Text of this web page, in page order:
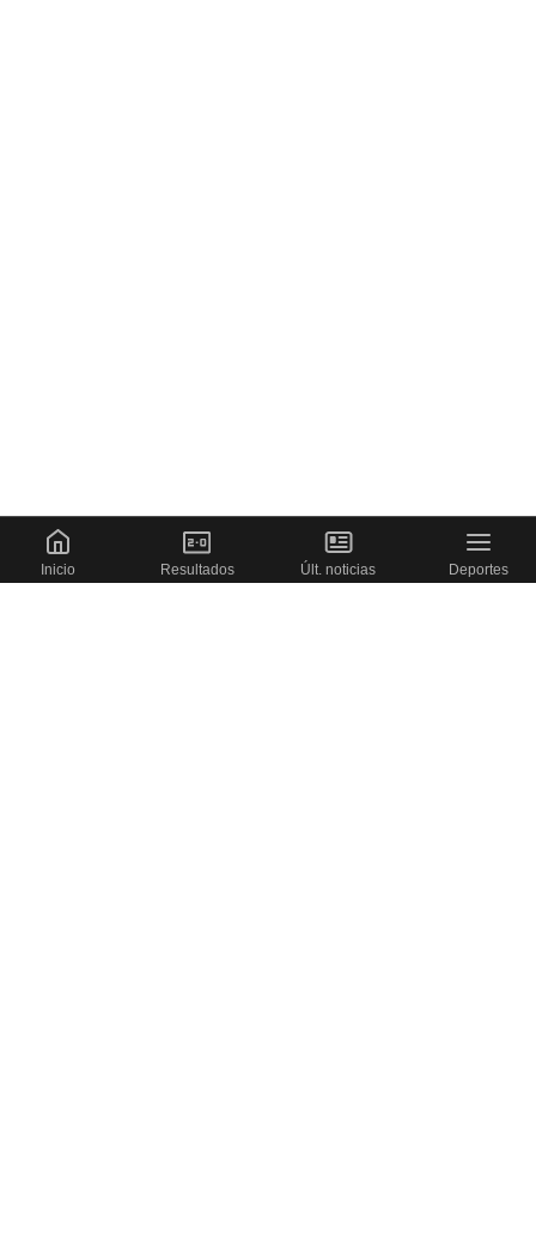
Inicio Resultados Últ. noticias Deportes